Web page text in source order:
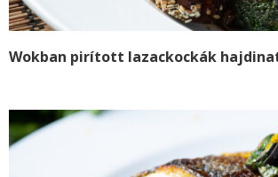
Wokban pirított lazackockák